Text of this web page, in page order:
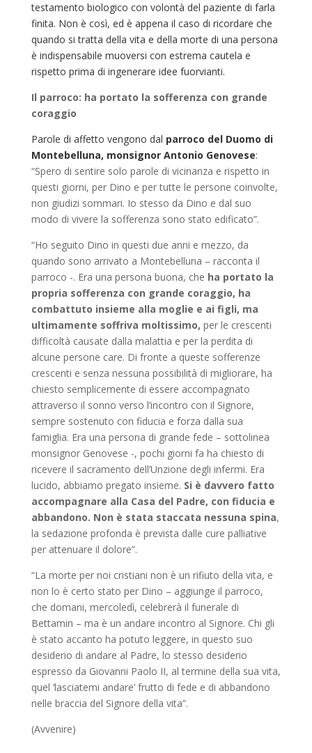
testamento biologico con volontà del paziente di farla
finita. Non è così, ed è appena il caso di ricordare che
quando si tratta della vita e della morte di una persona
è indispensabile muoversi con estrema cautela e
rispetto prima di ingenerare idee fuorvianti.
Il parroco: ha portato la sofferenza con grande
coraggio
Parole di affetto vengono dal parroco del Duomo di
Montebelluna, monsignor Antonio Genovese:
“Spero di sentire solo parole di vicinanza e rispetto in
questi giorni, per Dino e per tutte le persone coinvolte,
non giudizi sommari. Io stesso da Dino e dal suo
modo di vivere la sofferenza sono stato edificato”.
“Ho seguito Dino in questi due anni e mezzo, da
quando sono arrivato a Montebelluna – racconta il
parroco -. Era una persona buona, che ha portato la
propria sofferenza con grande coraggio, ha
combattuto insieme alla moglie e ai figli, ma
ultimamente soffriva moltissimo, per le crescenti
difficoltà causate dalla malattia e per la perdita di
alcune persone care. Di fronte a queste sofferenze
crescenti e senza nessuna possibilità di migliorare, ha
chiesto semplicemente di essere accompagnato
attraverso il sonno verso l’incontro con il Signore,
sempre sostenuto con fiducia e forza dalla sua
famiglia. Era una persona di grande fede – sottolinea
monsignor Genovese -, pochi giorni fa ha chiesto di
ricevere il sacramento dell’Unzione degli infermi. Era
lucido, abbiamo pregato insieme. Si è davvero fatto
accompagnare alla Casa del Padre, con fiducia e
abbandono. Non è stata staccata nessuna spina,
la sedazione profonda è prevista dalle cure palliative
per attenuare il dolore”.
“La morte per noi cristiani non è un rifiuto della vita, e
non lo è certo stato per Dino – aggiunge il parroco,
che domani, mercoledì, celebrerà il funerale di
Bettamin – ma è un andare incontro al Signore. Chi gli
è stato accanto ha potuto leggere, in questo suo
desiderio di andare al Padre, lo stesso desiderio
espresso da Giovanni Paolo II, al termine della sua vita,
quel ‘lasciatemi andare’ frutto di fede e di abbandono
nelle braccia del Signore della vita”.
(Avvenire)